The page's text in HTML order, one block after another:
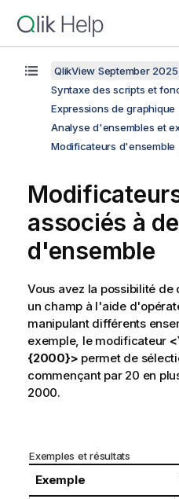
QlikView September 2025
Syntaxe des scripts et
Expressions de graphique
Analyse d'ensembles et
Modificateurs d'ensemble
associés à
d'ensemble
Vous avez la possibilité
un champ à l'aide
manipulant différents
exemple, le modificateur
{2000}> permet de
commençant par 20 en
2000.
Exemples et résultats
Exemple